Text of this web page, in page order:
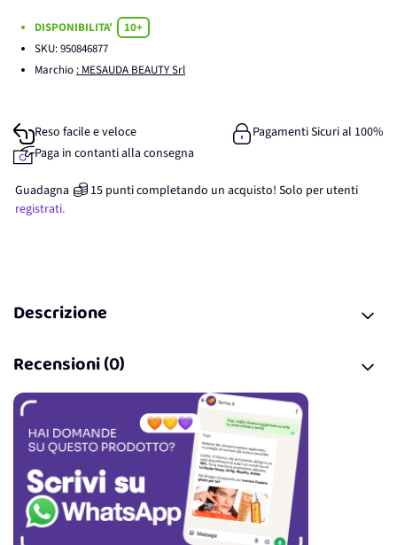
DISPONIBILITA'
10+
SKU:950846877
Marchio : MESAUDA BEAUTY Srl
Reso facile e veloce
Pagamenti Sicuri al 100%
Paga in contanti alla consegna
Guadagna 15 punticompletando un acquisto! Solo per utenti
registrati.
Descrizione
Recensioni (0)